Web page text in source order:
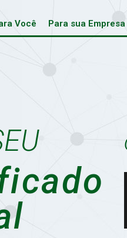
Você Para sua Empresa